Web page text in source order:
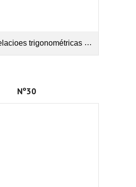
trigonométricas (Nº28).pdf
Nº30